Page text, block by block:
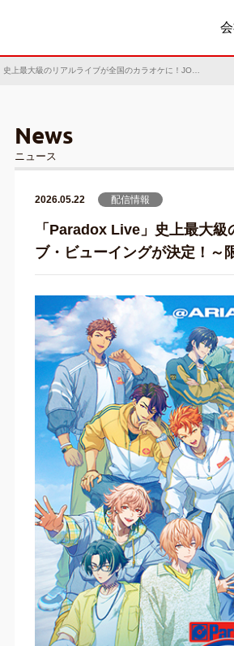
「Paradox Live」史上最大級のリアルライブが全国のカラオケに！JOYSOUND「みるハコ」で、2日間ライブ・ビューイングが決定！～限定グッズ付きチケットも登場～
News
ニュース
2026.05.22 配信情報
「Paradox Live」史上最大
ブ・ビューイングが決定！～